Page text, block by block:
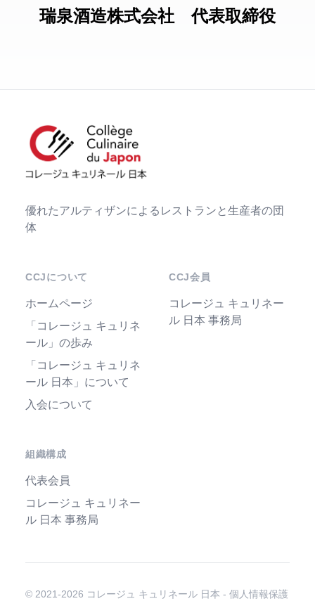
瑞泉酒造株式会社 代表取締役
優れたアルティザンによるレストランと生産者の団
体
CCJについて
ホームページ
「コレージュ キュリネ
ール」の歩み
「コレージュ キュリネ
ール 日本」について
入会について
組織構成
代表会員
コレージュ キュリネー
ル 日本 事務局
CCJ会員
コレージュ キュリネー
ル 日本 事務局
© 2021-2026 コレージュ キュリネール 日本 - 個人情報保護